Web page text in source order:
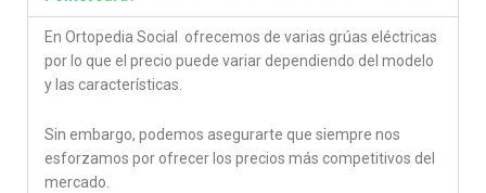
En Ortopedia Social ofrecemos de varias grúas eléctricas
por lo que el precio puede variar dependiendo del modelo
y las características.
Sin embargo, podemos asegurarte que siempre nos
esforzamos por ofrecer los precios más competitivos del
mercado.